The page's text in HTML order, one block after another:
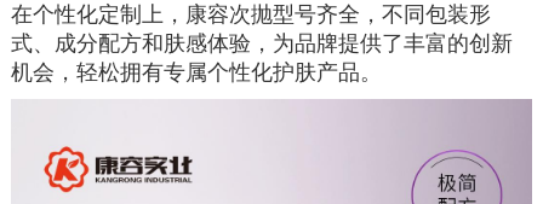
在个性化定制上，康容次抛型号齐全，不同包装形
式、成分配方和肤感体验，为品牌提供了丰富的创新
机会，轻松拥有专属个性化护肤产品。